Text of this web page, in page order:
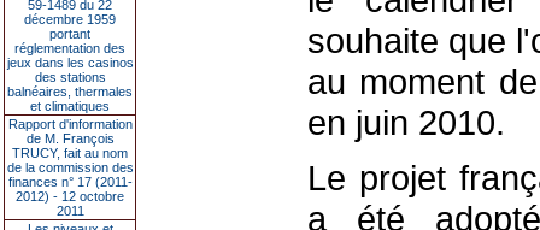
59-1489 du 22
décembre 1959
portant
réglementation des
jeux dans les casinos
des stations
balnéaires, thermales
et climatiques
Rapport d'information
de M. François
TRUCY, fait au nom
de la commission des
finances n° 17 (2011-
2012) - 12 octobre
2011
souhaite que
au moment
en juin 2010.
Le projet
a été